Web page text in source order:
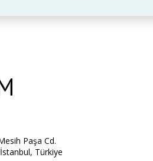
Paşa Cd.
Türkiye